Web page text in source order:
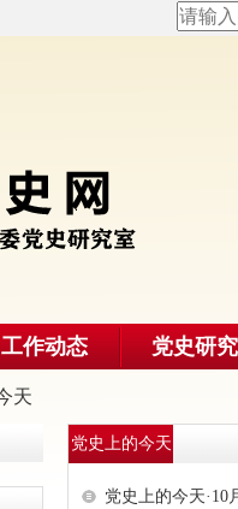
工作动态 党史研究
天
党史上的今天
党史上的今天·10